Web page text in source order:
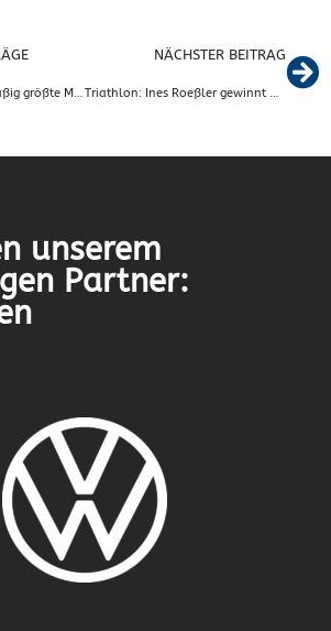
NÄCHSTER BEITRAG
unserem
Partner: